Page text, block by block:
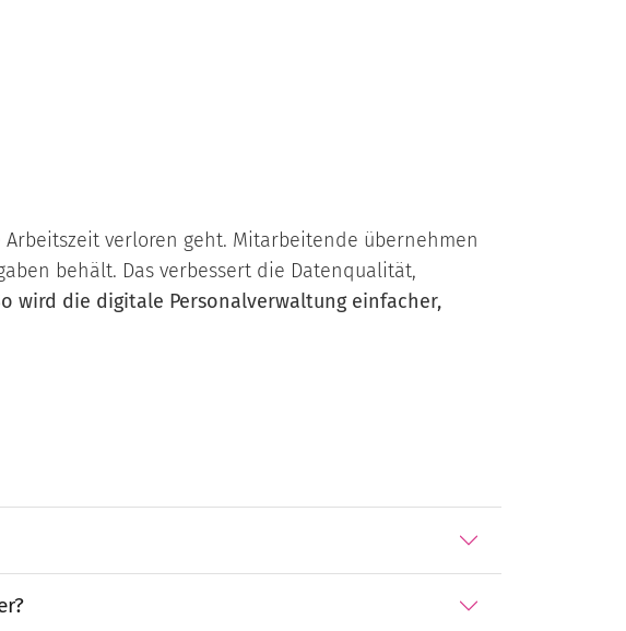
verloren geht. Mitarbeitende übernehmen
behält. Das verbessert die Datenqualität,
wird die digitale Personalverwaltung einfacher,